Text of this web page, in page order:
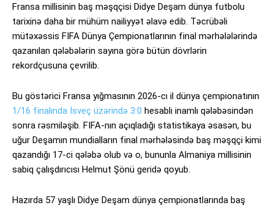
Fransa millisinin baş məşqçisi Didye Deşam dünya futbolu
tarixinə daha bir mühüm nailiyyət əlavə edib. Təcrübəli
mütəxəssis FIFA Dünya Çempionatlarının final mərhələlərində
qazanılan qələbələrin sayına görə bütün dövrlərin
rekordçusuna çevrilib.
Bu göstərici Fransa yığmasının 2026-cı il dünya çempionatının
1/16 finalında İsveç üzərində 3:0 hesablı inamlı qələbəsindən
sonra rəsmiləşib. FIFA-nın açıqladığı statistikaya əsasən, bu
uğur Deşamın mundialların final mərhələsində baş məşqçi kimi
qazandığı 17-ci qələbə olub və o, bununla Almaniya millisinin
sabiq çalışdırıcısı Helmut Şönü geridə qoyub.
Hazırda 57 yaşlı Didye Deşam dünya çempionatlarında baş